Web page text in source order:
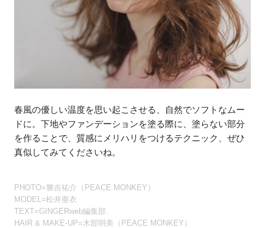
春風の優しい温度を思い起こさせる、自然でソフトなムー
ドに。下地やファンデーションを塗る際に、塗らない部分
を作ることで、質感にメリハリをつけるテクニック、ぜひ
真似してみてくださいね。
PHOTO=勝吉祐介（PEACE MONKEY）
MODEL=松井亜衣
TEXT=GINGERweb編集部
HAIR & MAKE-UP=木部明美（PEACE MONKEY）